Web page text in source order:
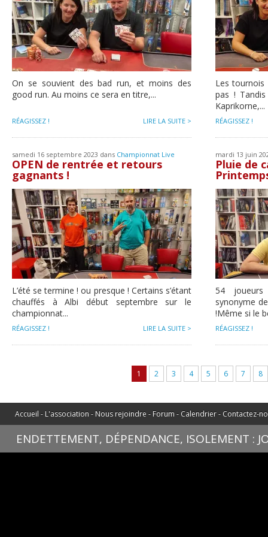
On se souvient des bad run, et moins des
good run. Au moins ce sera en titre,...
RÉAGISSEZ ! LIRE LA SUITE >
Les
pas !
Kaprikorne,...
RÉAGISSEZ !
samedi 16 septembre 2023 dans Championnat Live
OPEN de rentrée et retours
gagnants !
L’été se termine ! ou presque ! Certains s’étant
chauffés à Albi début septembre sur le
championnat...
RÉAGISSEZ ! LIRE LA SUITE >
mardi 13 juin
Pluie de
54
synonyme
!Même si le
RÉAGISSEZ !
1 2 3 4 5 6 7 8
Accueil -L'association -Nous rejoindre -Forum - Calendrier- Contactez-
ENDETTEMENT, DÉPENDANCE, ISOLEMENT :